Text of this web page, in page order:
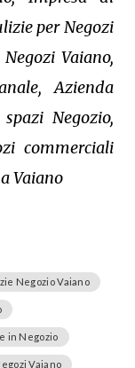
per Negozi
Vaiano,
Azienda
Negozio,
commerciali
Vaiano
Negozio Vaiano
in Negozio
Vaiano